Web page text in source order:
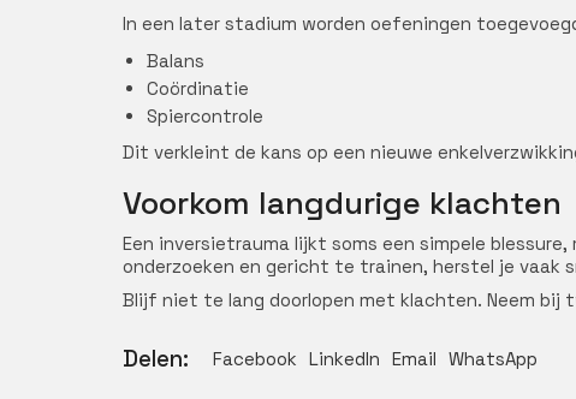
In een later stadium worden oefeningen
Balans
Coördinatie
Spiercontrole
Dit verkleint de kans op een nieuwe
Voorkom langdurige klachten
Een inversietrauma lijkt soms een simpele
onderzoeken en gericht te trainen, herstel je vaak
Blijf niet te lang doorlopen met klachten. Neem bij
Delen: Facebook LinkedIn Email WhatsApp